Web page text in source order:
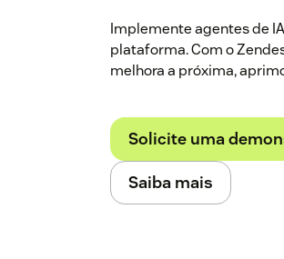
Implemente agentes de
plataforma. Com o
melhora a próxima,
Solicite uma
Saiba mais